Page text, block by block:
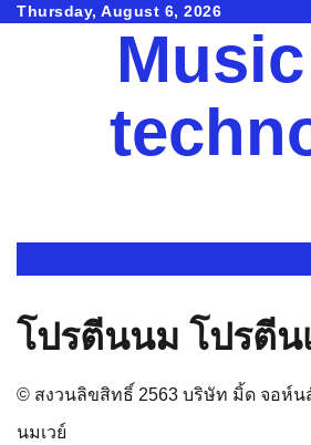
SkipThursday, August 6, 2026
โปรตีนนม โปรตี
© สงวนลิขสิทธิ์ 2563 บริษัท มิ้ด จอห์น
นมเวย์